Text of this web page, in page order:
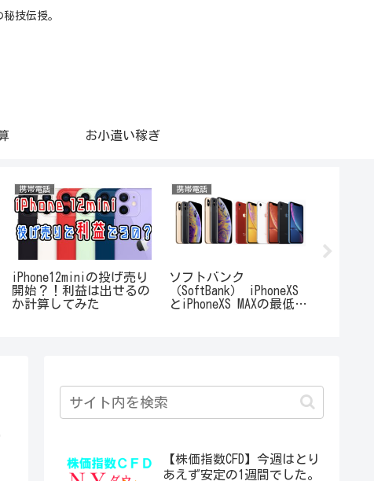
技伝授。
お小遣い稼ぎ
携帯電話
iPhone12miniの投げ売り
開始？！利益は出せるの
か計算してみた
携帯電話
ソフトバンク
（SoftBank） iPhoneXS
とiPhoneXS MAXの最低維
【株価指数CFD】今週はとり
あえず安定の1週間でした。